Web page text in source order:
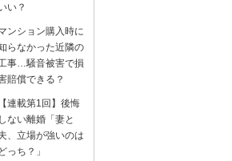
い？
ンション購入時に
らなかった近隣の
事…騒音被害で損
賠償できる？
【連載第1回】後悔
しない離婚「妻と
、立場が強いのは
どっち？」